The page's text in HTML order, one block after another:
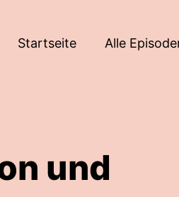
Startseite Alle
und